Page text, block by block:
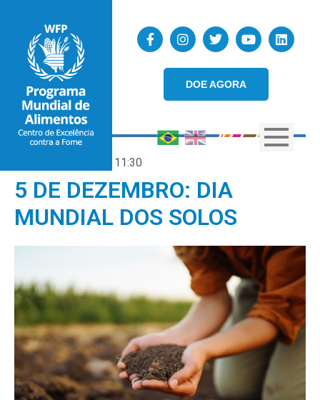
DOE AGORA
11:30
5 DE DEZEMBRO: DIA
MUNDIAL DOS SOLOS